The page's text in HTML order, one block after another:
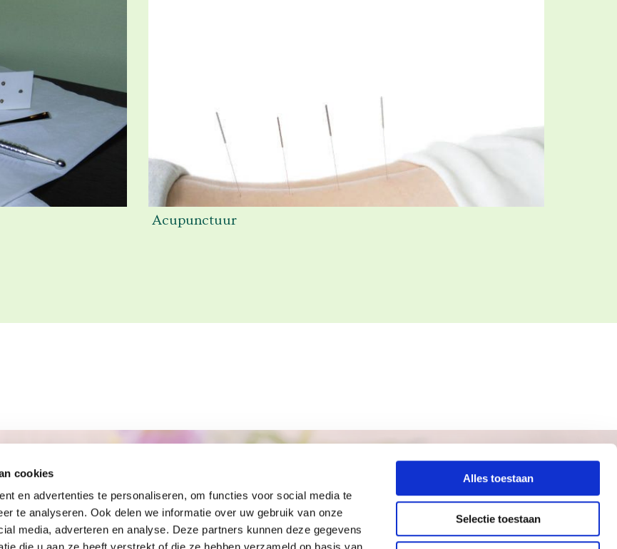
cookies
en advertenties te personaliseren, om functies voor social media te
te analyseren. Ook delen we informatie over uw gebruik van onze
media, adverteren en analyse. Deze partners kunnen deze gegevens
Alles toestaan
Selectie toestaan
Acupunctuur
06 47 86 77 92